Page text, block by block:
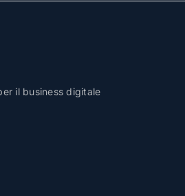
il business digitale